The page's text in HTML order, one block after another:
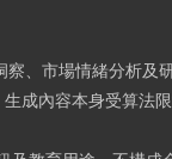
察、市場情緒分析及
成內容本身受算法